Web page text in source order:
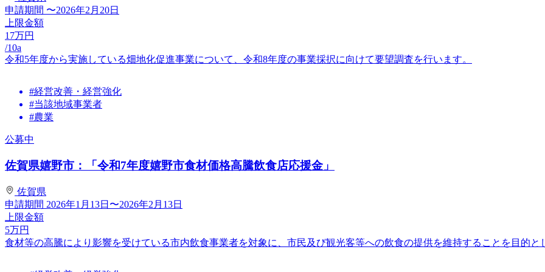
申請期間 〜2026年2月20日
上限金額
17万円
/10a
令和5年度から実施している畑地化促進事業について、令和8年度の事業採択に向けて要望調査を行います。
#経営改善・経営強化
#当該地域事業者
#農業
公募中
佐賀県嬉野市：「令和7年度嬉野市食材価格高騰飲食店応援金」
佐賀県
申請期間 2026年1月13日〜2026年2月13日
上限金額
5万円
食材等の高騰により影響を受けている市内飲食事業者を対象に、市民及び観光客等への飲食の提供を維持することを目的と